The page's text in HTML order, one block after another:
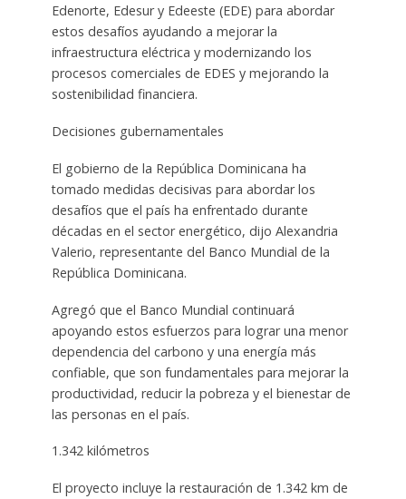
Edenorte, Edesur y Edeeste (EDE) para abordar
estos desafíos ayudando a mejorar la
infraestructura eléctrica y modernizando los
procesos comerciales de EDES y mejorando la
sostenibilidad financiera.
Decisiones gubernamentales
El gobierno de la República Dominicana ha
tomado medidas decisivas para abordar los
desafíos que el país ha enfrentado durante
décadas en el sector energético, dijo Alexandria
Valerio, representante del Banco Mundial de la
República Dominicana.
Agregó que el Banco Mundial continuará
apoyando estos esfuerzos para lograr una menor
dependencia del carbono y una energía más
confiable, que son fundamentales para mejorar la
productividad, reducir la pobreza y el bienestar de
las personas en el país.
1.342 kilómetros
El proyecto incluye la restauración de 1.342 km de